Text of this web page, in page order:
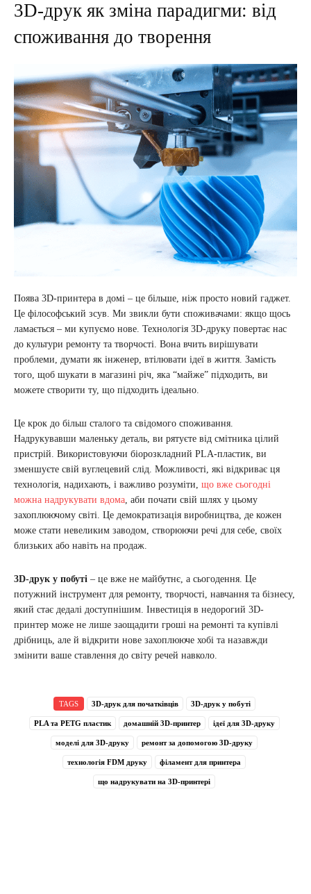
3D-друк як зміна парадигми: від
споживання до творення
Поява 3D-принтера в домі – це більше, ніж просто новий гаджет.
Це філософський зсув. Ми звикли бути споживачами: якщо щось
ламається – ми купуємо нове. Технологія 3D-друку повертає нас
до культури ремонту та творчості. Вона вчить вирішувати
проблеми, думати як інженер, втілювати ідеї в життя. Замість
того, щоб шукати в магазині річ, яка “майже” підходить, ви
можете створити ту, що підходить ідеально.
Це крок до більш сталого та свідомого споживання.
Надрукувавши маленьку деталь, ви рятуєте від смітника цілий
пристрій. Використовуючи біорозкладний PLA-пластик, ви
зменшуєте свій вуглецевий слід. Можливості, які відкриває ця
технологія, надихають, і важливо розуміти, що вже сьогодні
можна надрукувати вдома, аби почати свій шлях у цьому
захоплюючому світі. Це демократизація виробництва, де кожен
може стати невеликим заводом, створюючи речі для себе, своїх
близьких або навіть на продаж.
3D-друк у побуті – це вже не майбутнє, а сьогодення. Це
потужний інструмент для ремонту, творчості, навчання та бізнесу,
який стає дедалі доступнішим. Інвестиція в недорогий 3D-
принтер може не лише заощадити гроші на ремонті та купівлі
дрібниць, але й відкрити нове захоплююче хобі та назавжди
змінити ваше ставлення до світу речей навколо.
TAGS 3D-друк для початківців 3D-друк у побуті
PLA та PETG пластик домашній 3D-принтер ідеї для 3D-друку
моделі для 3D-друку ремонт за допомогою 3D-друку
технологія FDM друку філамент для принтера
що надрукувати на 3D-принтері